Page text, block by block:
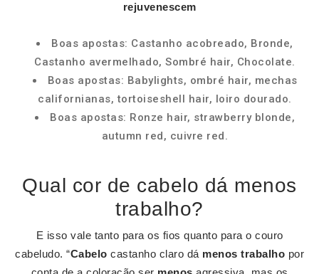
rejuvenescem
Boas apostas: Castanho acobreado, Bronde,
Castanho avermelhado, Sombré hair, Chocolate.
Boas apostas: Babylights, ombré hair, mechas
californianas, tortoiseshell hair, loiro dourado.
Boas apostas: Ronze hair, strawberry blonde,
autumn red, cuivre red.
Qual cor de cabelo dá menos
trabalho?
E isso vale tanto para os fios quanto para o couro
cabeludo. “Cabelo castanho claro dá menos trabalho por